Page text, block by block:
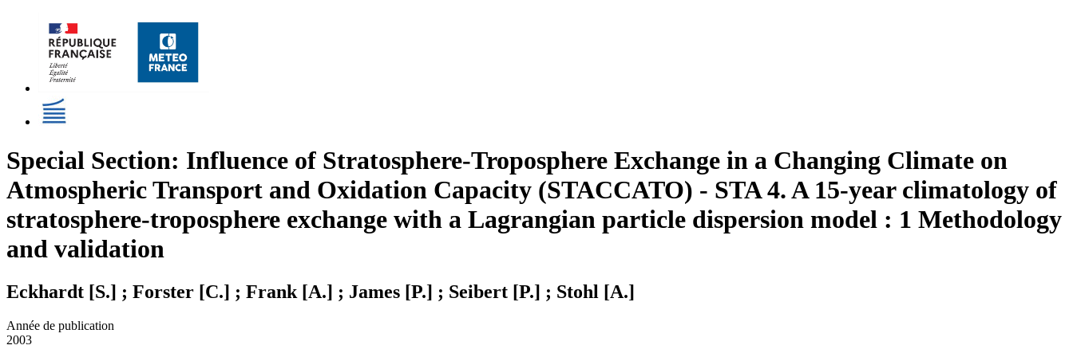
Special Section: Influence of Stratosphere-Troposphere Exchange in a Changing Climate on
Atmospheric Transport and Oxidation Capacity (STACCATO) - STA 4. A 15-year climatology of
stratosphere-troposphere exchange with a Lagrangian particle dispersion model : 1 Methodology
and validation
Eckhardt [S.] ; Forster [C.] ; Frank [A.] ; James [P.] ; Seibert [P.] ; Stohl [A.]
Année de publication
2003